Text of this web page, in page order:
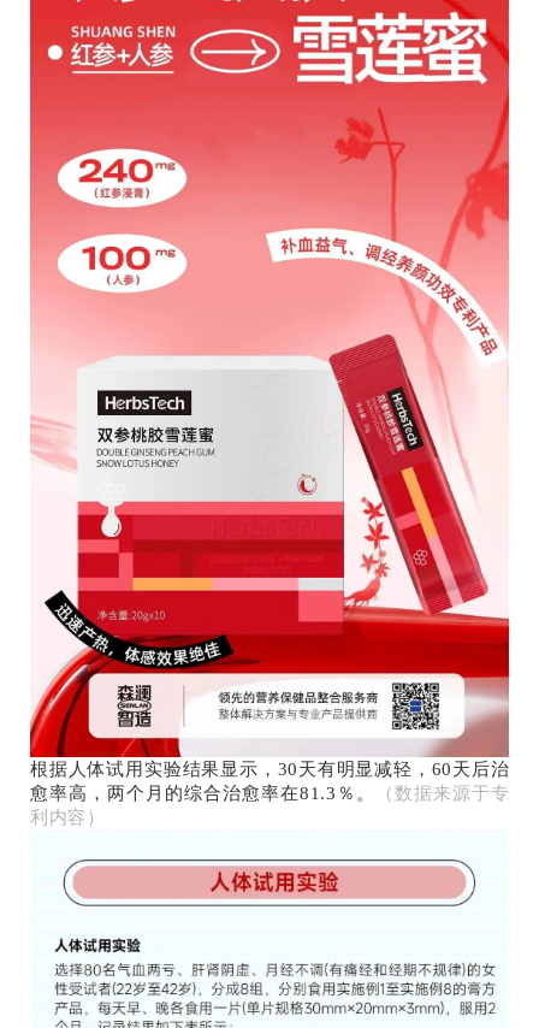
根据人体试用实验结果显示，30天有明显减轻，60天后治
愈率高，两个月的综合治愈率在81.3％。
（数据来源于专
利内容）